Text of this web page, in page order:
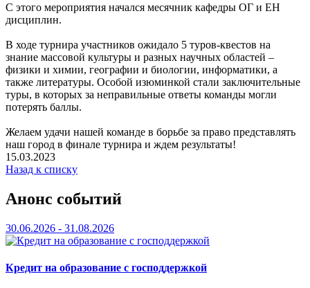
С этого мероприятия начался месячник кафедры ОГ и ЕН
дисциплин.
В ходе турнира участников ожидало 5 туров-квестов на
знание массовой культуры и разных научных областей –
физики и химии, географии и биологии, информатики, а
также литературы. Особой изюминкой стали заключительные
туры, в которых за неправильные ответы команды могли
потерять баллы.
Желаем удачи нашей команде в борьбе за право представлять
наш город в финале турнира и ждем результаты!
15.03.2023
Назад к списку
Анонс событий
30.06.2026 - 31.08.2026
Кредит на образование с господдержкой